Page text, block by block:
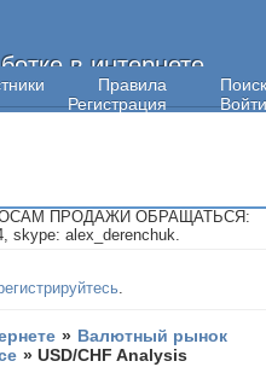
в интернете
Правила
Поиск
Регистрация
Войти
ПРОДАЖИ ОБРАЩАТЬСЯ:
skype: alex_derenchuk.
» Валютный рынок
»USD/CHF Analysis